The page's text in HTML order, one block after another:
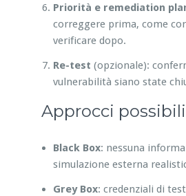
Priorità e remediation
correggere prima, come
verificare dopo.
Re-test (opzionale):
vulnerabilità siano state
Approcci possibili
Black Box: nessuna
simulazione esterna
Grey Box: credenziali di